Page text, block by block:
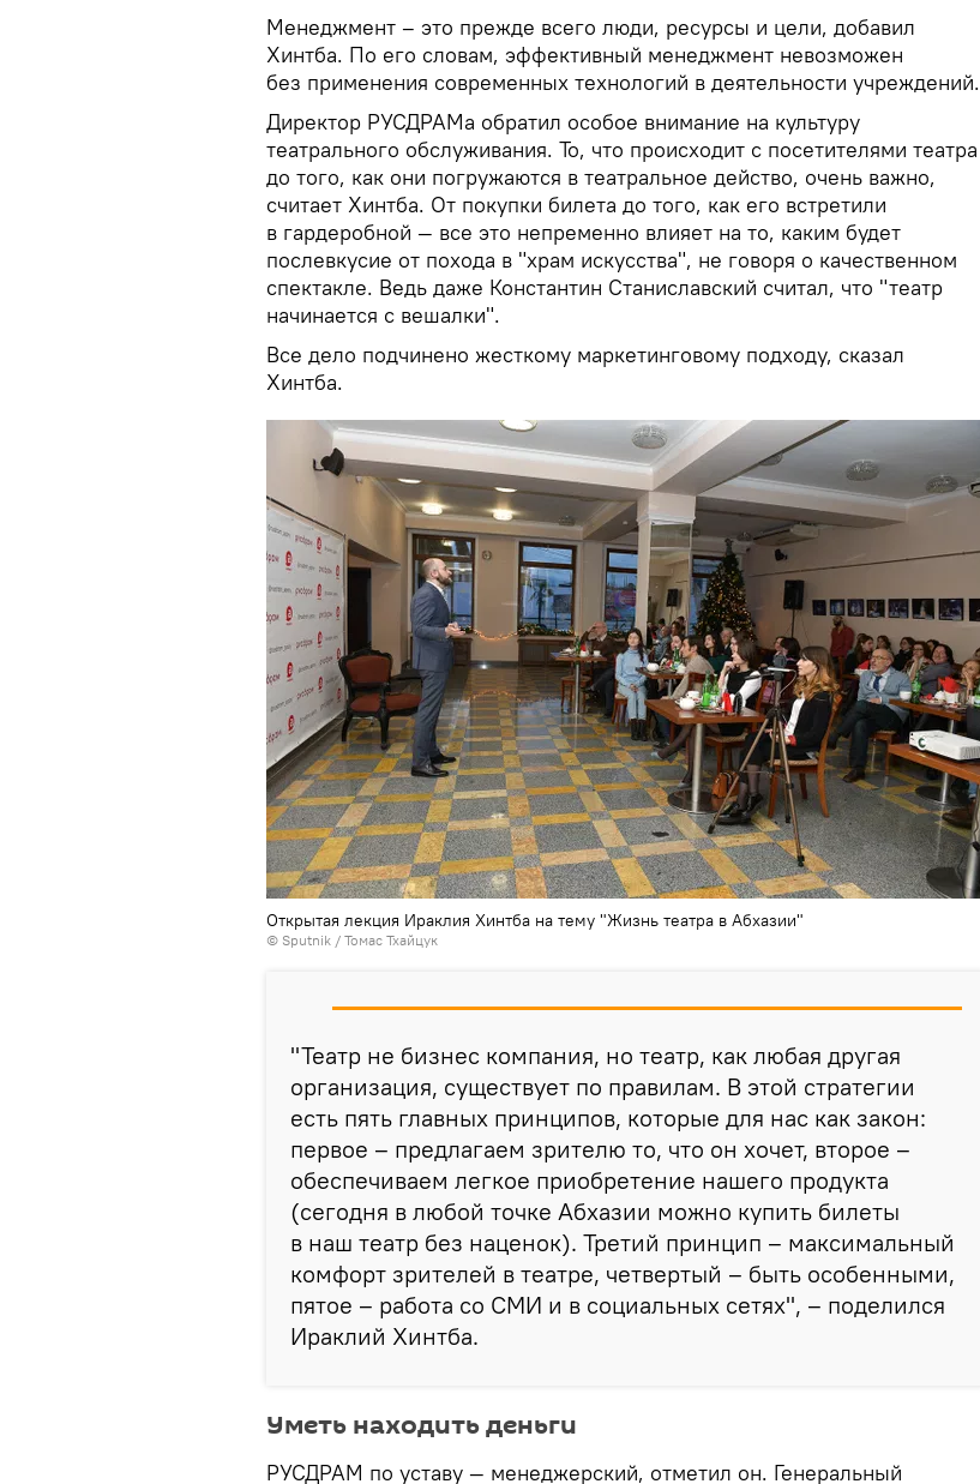
Менеджмент – это прежде всего люди, ресурсы и цели, добавил
Хинтба. По его словам, эффективный менеджмент невозможен
без применения современных технологий в деятельности учреждений.
Директор РУСДРАМа обратил особое внимание на культуру
театрального обслуживания. То, что происходит с посетителями театра
до того, как они погружаются в театральное действо, очень важно,
считает Хинтба. От покупки билета до того, как его встретили
в гардеробной — все это непременно влияет на то, каким будет
послевкусие от похода в "храм искусства", не говоря о качественном
спектакле. Ведь даже Константин Станиславский считал, что "театр
начинается с вешалки".
Все дело подчинено жесткому маркетинговому подходу, сказал
Хинтба.
Открытая лекция Ираклия Хинтба на тему "Жизнь театра в Абхазии"
© Sputnik / Томас Тхайцук
"Театр не бизнес компания, но театр, как любая другая
организация, существует по правилам. В этой стратегии
есть пять главных принципов, которые для нас как закон:
первое – предлагаем зрителю то, что он хочет, второе –
обеспечиваем легкое приобретение нашего продукта
(сегодня в любой точке Абхазии можно купить билеты
в наш театр без наценок). Третий принцип – максимальный
комфорт зрителей в театре, четвертый – быть особенными,
пятое – работа со СМИ и в социальных сетях", – поделился
Ираклий Хинтба.
Уметь находить деньги
РУСДРАМ по уставу — менеджерский, отметил он. Генеральный